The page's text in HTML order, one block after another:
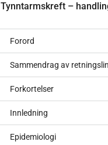
Tynntarmskreft –
Forord
Sammendrag av
Forkortelser
Innledning
Epidemiologi